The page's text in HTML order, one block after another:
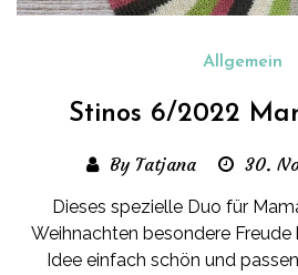
Allgemein
Stinos 6/2022
By Tatjana 30.
Dieses spezielle Duo für
Weihnachten besondere
Idee einfach schön und